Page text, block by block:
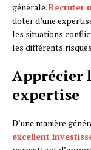
générale.Recruter
doter d’une
les situations
les différents
Apprécier
expertise
D’une manière
excellent